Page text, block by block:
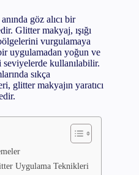
göz alıcı bir
Glitter makyaj, ışığı
vurgulamaya
uygulamadan yoğun ve
kullanılabilir.
sıkça
glitter makyajın yaratıcı
Uygulama Teknikleri